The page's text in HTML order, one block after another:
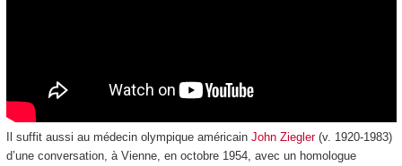
Il suffit aussi au médecin olympique américain John Ziegler(v. 1920-1983)
d’une conversation, à Vienne, en octobre 1954, avec un homologue